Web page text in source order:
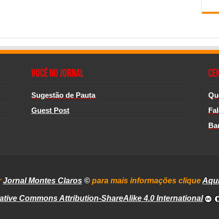
Você no Jornal
Sugestão de Pauta
Guest Post
Jornal Montes Claros © para mais informações clique
Commons Attribution-ShareAlike 4.0 International